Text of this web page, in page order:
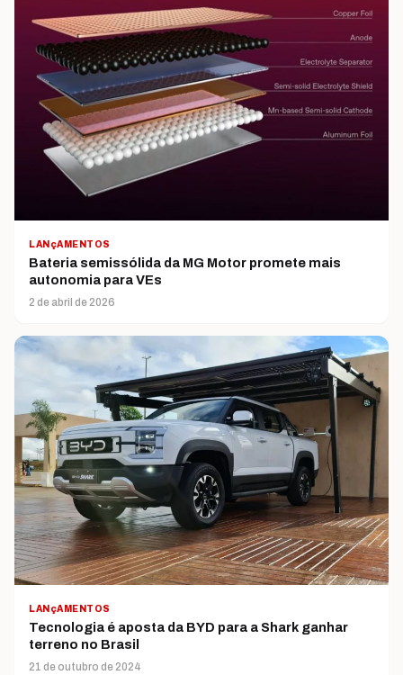
LANçAMENTOS
Bateria semissólida da MG Motor promete mais
autonomia para VEs
2 de abril de 2026
LANçAMENTOS
Tecnologia é aposta da BYD para a Shark ganhar
terreno no Brasil
21 de outubro de 2024